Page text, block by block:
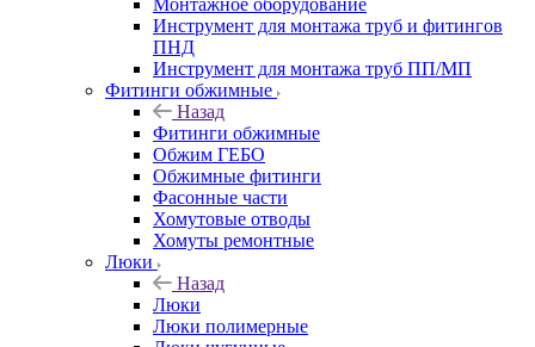
Инструмент для монтажа труб и фитингов
ПНД
Инструмент для монтажа труб ПП/МП
Фитинги обжимные
Назад
Фитинги обжимные
Обжим ГЕБО
Обжимные фитинги
Фасонные части
Хомутовые отводы
Хомуты ремонтные
Люки
Назад
Люки
Люки полимерные